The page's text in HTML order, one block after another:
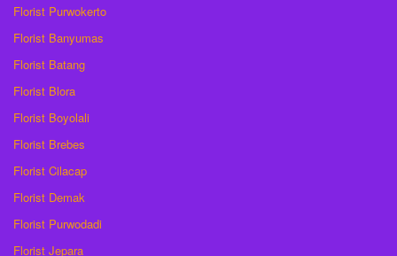
Florist Purwokerto
Florist Banyumas
Florist Batang
Florist Blora
Florist Boyolali
Florist Brebes
Florist Cilacap
Florist Demak
Florist Purwodadi
Florist Jepara